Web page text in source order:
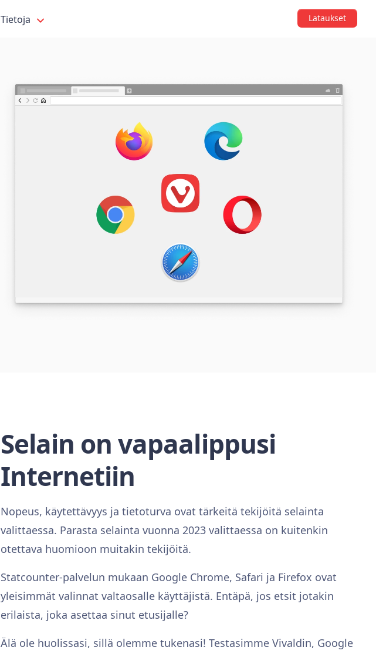
Tietoja Lataukset
Selain on vapaalippusi
Internetiin
Nopeus, käytettävyys ja tietoturva ovat tärkeitä tekijöitä selainta
valittaessa. Parasta selainta vuonna 2023 valittaessa on kuitenkin
otettava huomioon muitakin tekijöitä.
Statcounter-palvelun mukaan Google Chrome, Safari ja Firefox ovat
yleisimmät valinnat valtaosalle käyttäjistä. Entäpä, jos etsit jotakin
erilaista, joka asettaa sinut etusijalle?
Älä ole huolissasi, sillä olemme tukenasi! Testasimme Vivaldin, Google